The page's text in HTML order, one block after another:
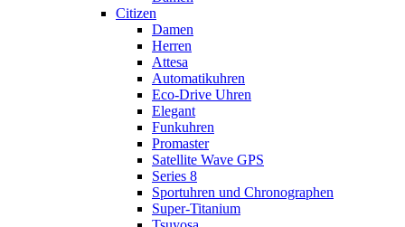
Citizen
Damen
Herren
Attesa
Automatikuhren
Eco-Drive Uhren
Elegant
Funkuhren
Promaster
Satellite Wave GPS
Series 8
Sportuhren und Chronographen
Super-Titanium